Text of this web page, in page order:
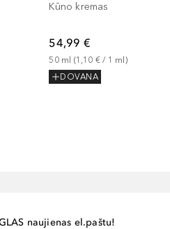
Kūno kremas
54,99 €
50 ml (1,10 € / 1 ml )
DOVANA
naujienas el.paštu!